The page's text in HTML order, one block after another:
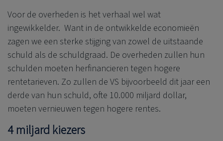
Voor de overheden is het verhaal wel wat
ingewikkelder. Want in de ontwikkelde economieën
zagen we een sterke stijging van zowel de uitstaande
schuld als de schuldgraad. De overheden zullen hun
schulden moeten herfinancieren tegen hogere
rentetarieven. Zo zullen de VS bijvoorbeeld dit jaar een
derde van hun schuld, ofte 10.000 miljard dollar,
moeten vernieuwen tegen hogere rentes.
4 miljard kiezers